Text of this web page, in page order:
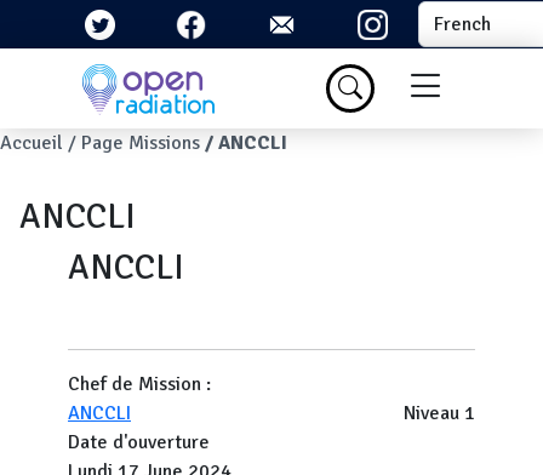
Aller au contenu principal Select your
Menu du
Fil d'Ariane
Accueil Page Missions ANCCLI
ANCCLI
ANCCLI
Chef de Mission :
ANCCLI
Niveau 1
Date d'ouverture